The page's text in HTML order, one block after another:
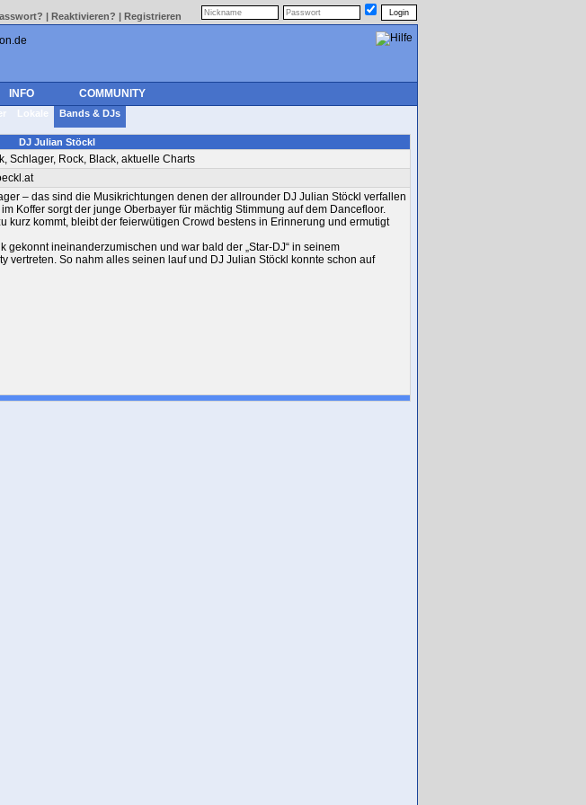
| Reaktivieren? | Registrieren
INFO COMMUNITY
Lokale Bands & DJs
DJ Julian Stöckl
Schlager, Rock, Black, aktuelle Charts
– das sind die Musikrichtungen denen der allrounder DJ Julian Stöckl verfallen
Koffer sorgt der junge Oberbayer für mächtig Stimmung auf dem Dancefloor.
kurz kommt, bleibt der feierwütigen Crowd bestens in Erinnerung und ermutigt
ineinanderzumischen und war bald der „Star-DJ“ in seinem
vertreten. So nahm alles seinen lauf und DJ Julian Stöckl konnte schon auf